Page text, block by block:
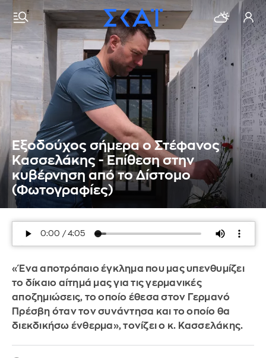
Εξοδούχος σήμερα ο Στέφανος
Κασσελάκης - Επίθεση στην
κυβέρνηση από το Δίστομο
(Φωτογραφίες)
«Ένα αποτρόπαιο έγκλημα που μας υπενθυμίζει
το δίκαιο αίτημά μας για τις γερμανικές
αποζημιώσεις, το οποίο έθεσα στον Γερμανό
Πρέσβη όταν τον συνάντησα και το οποίο θα
διεκδικήσω ένθερμα», τονίζει ο κ. Κασσελάκης.